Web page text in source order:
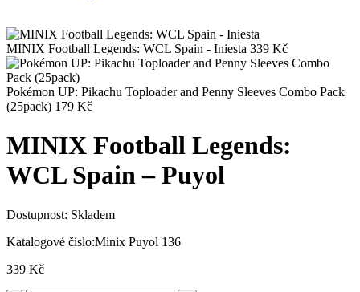
MINIX Football Legends: WCL Spain - Iniesta 339 Kč
Pokémon UP: Pikachu Toploader and Penny Sleeves Combo Pack
(25pack) 179 Kč
MINIX Football Legends:
WCL Spain – Puyol
Dostupnost: Skladem
Katalogové číslo:Minix Puyol 136
339 Kč